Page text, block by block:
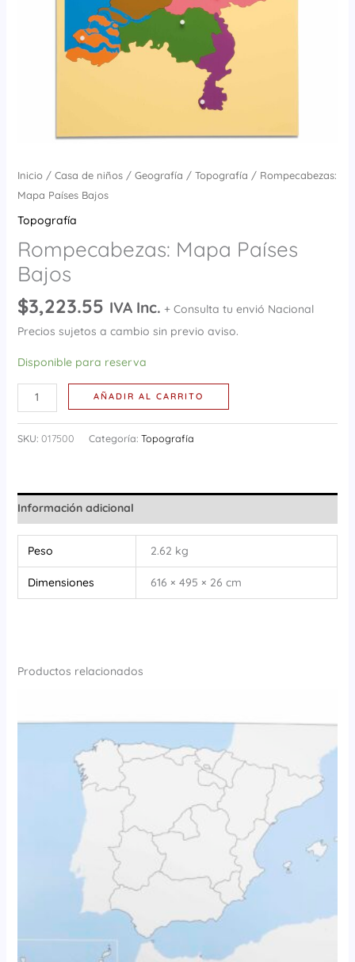
Inicio/ Casa de niños/ Geografía / Topografía / Rompecabezas:
Mapa Países Bajos
Topografía
Rompecabezas: Mapa Países
Bajos
$3,223.55 IVA Inc. + Consulta tu envió Nacional
Precios sujetos a cambio sin previo aviso.
Disponible para reserva
AÑADIR AL CARRITO
SKU: 017500 Categoría: Topografía
Información adicional
Peso 2.62 kg
Dimensiones 616 × 495 × 26 cm
Productos relacionados